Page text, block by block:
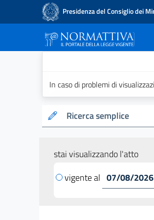
Presidenza del Consiglio dei
In caso di problemi di
Ricerca semplice
stai visualizzando l'atto
vigente al